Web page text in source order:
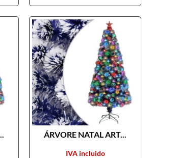
ÁRVORE NATAL ART...
IVA incluido